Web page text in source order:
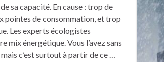
sa capacité. En cause : trop de
pointes de consommation, et trop
Les experts écologistes
mix énergétique. Vous l’avez sans
c’est surtout à partir de ce …